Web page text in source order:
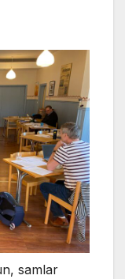
samlar